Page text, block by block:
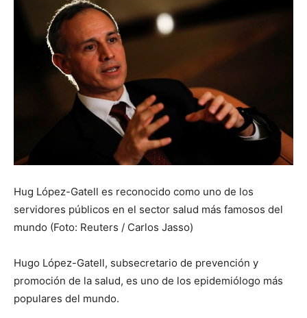
Hug López-Gatell es reconocido como uno de los
servidores públicos en el sector salud más famosos del
mundo (Foto: Reuters / Carlos Jasso)
Hugo López-Gatell, subsecretario de prevención y
promoción de la salud, es uno de los epidemiólogo más
populares del mundo.